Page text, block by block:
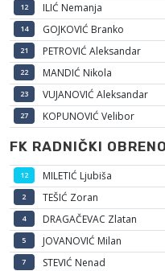
12 ILIĆ Nemanja
14 GOJKOVIĆ Branko
21 PETROVIĆ Aleksandar
22 MANDIĆ Nikola
23 VUJANOVIĆ Aleksandar
27 KOPUNOVIĆ Velibor
FK RADNIČKI
12 MILETIĆ Ljubiša
2 TEŠIĆ Zoran
4 DRAGAČEVAC Zlatan
5 JOVANOVIĆ Milan
7 STEVIĆ Nenad